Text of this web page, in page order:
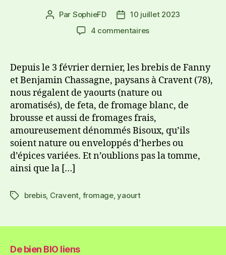
Par SophieFD
10 juillet 2023
4 commentaires
Depuis le 3 février dernier, les brebis de Fanny
et Benjamin Chassagne, paysans à Cravent (78),
nous régalent de yaourts (nature ou
aromatisés), de feta, de fromage blanc, de
brousse et aussi de fromages frais,
amoureusement dénommés Bisoux, qu’ils
soient nature ou enveloppés d’herbes ou
d’épices variées. Et n’oublions pas la tomme,
ainsi que la […]
brebis, Cravent, fromage,yaourt
De bien BIO liens